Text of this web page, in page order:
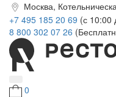
Москва,
+7 495 185 20 69 (с 10:00
8 800 302 07 26
0